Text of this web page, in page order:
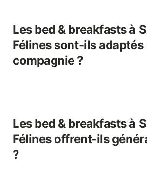
Les bed & breakfasts à
Félines sont-ils
compagnie ?
Les bed & breakfasts à
Félines offrent-ils
?